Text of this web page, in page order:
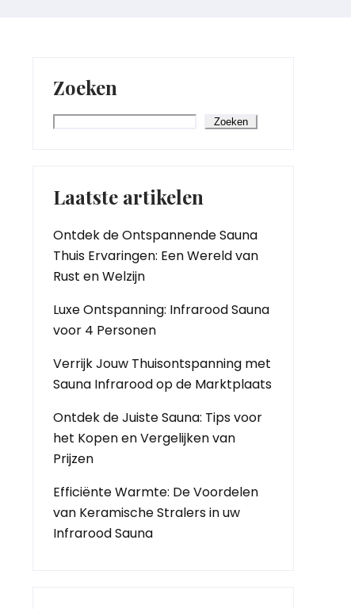
Zoeken
Zoeken
Laatste artikelen
Ontdek de Ontspannende Sauna
Thuis Ervaringen: Een Wereld van
Rust en Welzijn
Luxe Ontspanning: Infrarood Sauna
voor 4 Personen
Verrijk Jouw Thuisontspanning met
Sauna Infrarood op de Marktplaats
Ontdek de Juiste Sauna: Tips voor
het Kopen en Vergelijken van
Prijzen
Efficiënte Warmte: De Voordelen
van Keramische Stralers in uw
Infrarood Sauna